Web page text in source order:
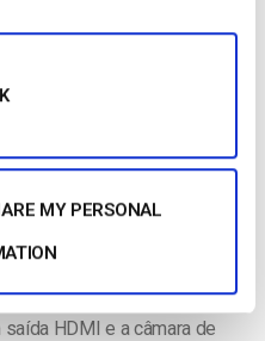
MY PERSONAL
os novos modelos PTZ
o movimento
como a melhor
HDMI e a câmara de